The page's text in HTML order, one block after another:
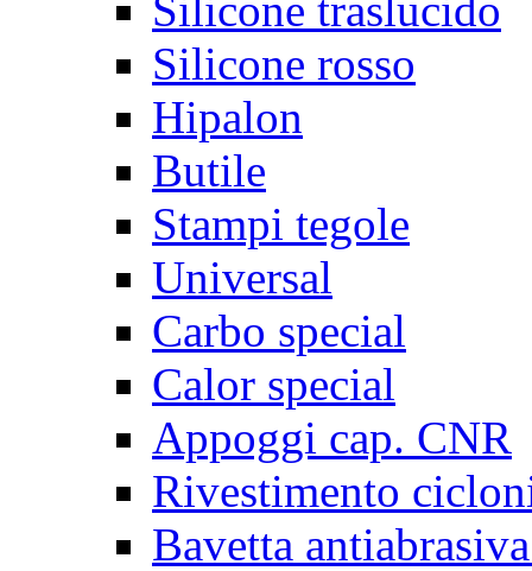
Silicone rosso
Hipalon
Butile
Stampi tegole
Universal
Carbo special
Calor special
Appoggi cap. CNR
Rivestimento
Bavetta